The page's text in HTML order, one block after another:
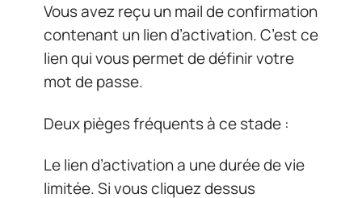
Vous avez reçu un mail de confirmation
contenant un lien d’activation. C’est ce
lien qui vous permet de définir votre
mot de passe.
Deux pièges fréquents à ce stade :
Le lien d’activation a une durée de vie
limitée. Si vous cliquez dessus